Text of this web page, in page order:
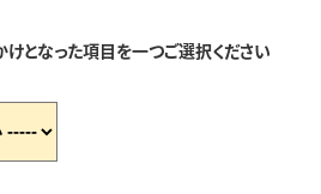
となった項目を一つご選択ください